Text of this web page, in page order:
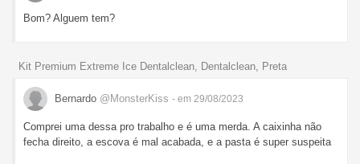
Bom? Alguem tem?
Kit Premium Extreme Ice Dentalclean, Dentalclean, Preta
Bernardo @MonsterKiss - em 29/08/2023
Comprei uma dessa pro trabalho e é uma merda. A caixinha não
fecha direito, a escova é mal acabada, e a pasta é super suspeita